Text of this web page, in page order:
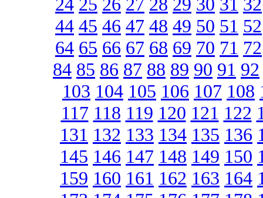
24 25 26 27 28 29 30 31 32
44 45 46 47 48 49 50 51 52
64 65 66 67 68 69 70 71 72
84 85 86 87 88 89 90 91 92
103 104 105 106 107 108
117 118 119 120 121 122
131 132 133 134 135 136
145 146 147 148 149 150
159 160 161 162 163 164